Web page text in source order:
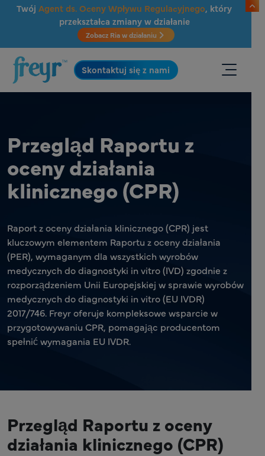
Przejdź do głównej treści
Twój Agent ds. Oceny Wpływu Regulacyjnego, który
przekształca zmiany w działanie
Zobacz Ria w działaniu
.
Skontaktuj się z nami
Przegląd Raportu z
oceny działania
klinicznego (CPR)
Raport z oceny działania klinicznego (CPR) jest
kluczowym elementem Raportu z oceny działania
(PER), wymaganym dla wszystkich wyrobów
medycznych do diagnostyki in vitro (IVD) zgodnie z
rozporządzeniem Unii Europejskiej w sprawie wyrobów
medycznych do diagnostyki in vitro (EU IVDR)
2017/746. Freyr oferuje kompleksowe wsparcie w
przygotowywaniu CPR, pomagając producentom
spełnić wymagania EU IVDR.
Przegląd Raportu z oceny
działania klinicznego (CPR)